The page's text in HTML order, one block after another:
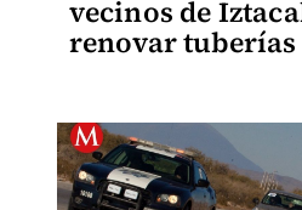
vecinos de
renovar tuberías